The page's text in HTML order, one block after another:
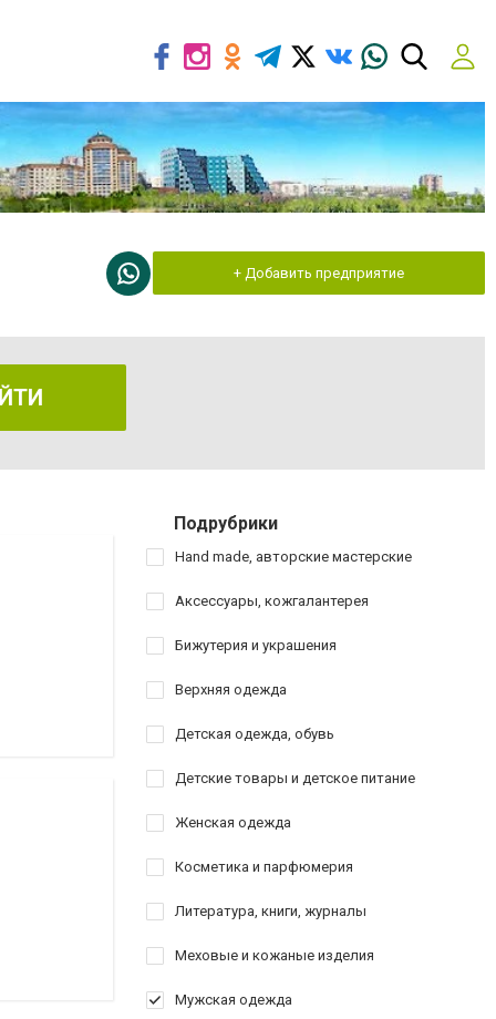
+ Добавить предприятие
Подрубрики
Hand made, авторские мастерские
Аксессуары, кожгалантерея
Бижутерия и украшения
Верхняя одежда
Детская одежда, обувь
Детские товары и детское питание
Женская одежда
Косметика и парфюмерия
Литература, книги, журналы
Меховые и кожаные изделия
Мужская одежда